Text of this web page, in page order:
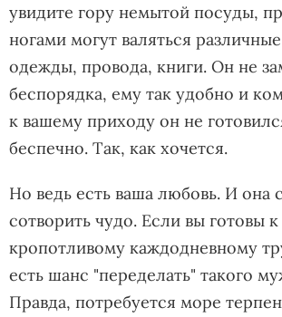
увидите гору немытой посуды,
ногами могут валяться
одежды, провода, книги. Он не
беспорядка, ему так удобно и
к вашему приходу он не
беспечно. Так, как хочется.
Но ведь есть ваша любовь. И она
сотворить чудо. Если вы готовы к
кропотливому каждодневному
есть шанс "переделать" такого
Правда, потребуется море